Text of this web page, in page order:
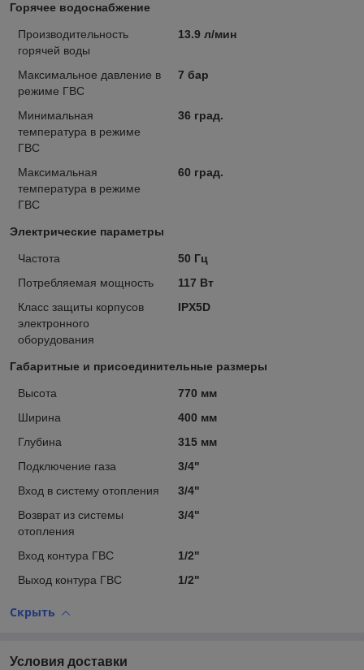
Горячее водоснабжение
Производительность
горячей воды
13.9 л/мин
Максимальное давление в
режиме ГВС
7 бар
Минимальная
температура в режиме
ГВС
36 град.
Максимальная
температура в режиме
ГВС
60 град.
Электрические параметры
Частота
50 Гц
Потребляемая мощность
117 Вт
Класс защиты корпусов
электронного
оборудования
IPX5D
Габаритные и присоединительные размеры
Высота
770 мм
Ширина
400 мм
Глубина
315 мм
Подключение газа
3/4"
Вход в систему отопления
3/4"
Возврат из системы
отопления
3/4"
Вход контура ГВС
1/2"
Выход контура ГВС
1/2"
Скрыть
Условия доставки